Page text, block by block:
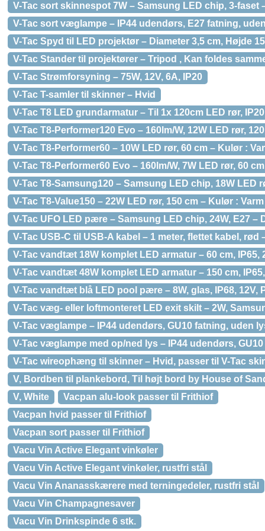
V-Tac sort skinnespot 7W – Samsung LED chip, 3-
V-Tac sort væglampe – IP44 udendørs, E27 fatning,
V-Tac Spyd til LED projektør – Diameter 3,5 cm, Højde
V-Tac Stander til projektører – Tripod , Kan foldes
V-Tac Strømforsyning – 75W, 12V, 6A, IP20
V-Tac T-samler til skinner – Hvid
V-Tac T8 LED grundarmatur – Til 1x 120cm LED rør,
V-Tac T8-Performer120 Evo – 160lm/W, 12W LED rør,
V-Tac T8-Performer60 – 10W LED rør, 60 cm – Kulør :
V-Tac T8-Performer60 Evo – 160lm/W, 7W LED rør, 60
V-Tac T8-Samsung120 – Samsung LED chip, 18W
V-Tac T8-Value150 – 22W LED rør, 150 cm – Kulør : Varm
V-Tac UFO LED pære – Samsung LED chip, 24W, E27
V-Tac USB-C til USB-A kabel – 1 meter, flettet kabel, rød
V-Tac vandtæt 18W komplet LED armatur – 60 cm,
V-Tac vandtæt 48W komplet LED armatur – 150 cm,
V-Tac vandtæt blå LED pool pære – 8W, glas, IP68,
V-Tac væg- eller loftmonteret LED exit skilt – 2W,
V-Tac væglampe – IP44 udendørs, GU10 fatning, uden
V-Tac væglampe med op/ned lys – IP44 udendørs,
V-Tac wireophæng til skinner – Hvid, passer til V-Tac
V, Bordben til plankebord, Til højt bord by House of
V, White
Vacpan alu-look passer til Frithiof
Vacpan hvid passer til Frithiof
Vacpan sort passer til Frithiof
Vacu Vin Active Elegant vinkøler
Vacu Vin Active Elegant vinkøler, rustfri stål
Vacu Vin Ananasskærere med terningedeler, rustfri stål
Vacu Vin Champagnesaver
Vacu Vin Drinkspinde 6 stk.